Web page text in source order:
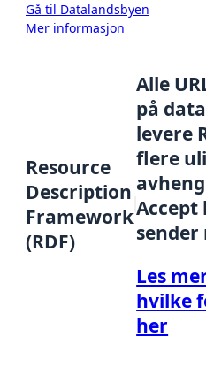
Gå til Datalandsbyen
Mer informasjon
Resource
Description
Framework
(RDF)
Alle
på
levere
flere
Accept
sender
Les
hvilke
her